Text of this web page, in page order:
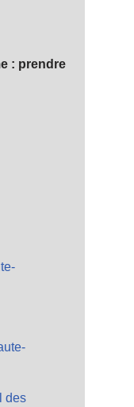
: prendre
des